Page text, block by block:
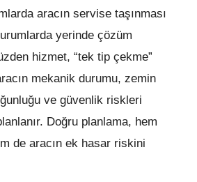
aracın servise taşınması
yerinde çözüm
hizmet, “tek tip çekme”
mekanik durumu, zemin
ve güvenlik riskleri
Doğru planlama, hem
de aracın ek hasar riskini